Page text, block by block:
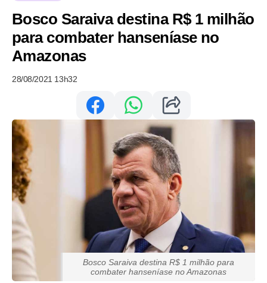
Bosco Saraiva destina R$ 1 milhão
para combater hanseníase no
Amazonas
28/08/2021 13h32
Bosco Saraiva destina R$ 1 milhão para
combater hanseníase no Amazonas